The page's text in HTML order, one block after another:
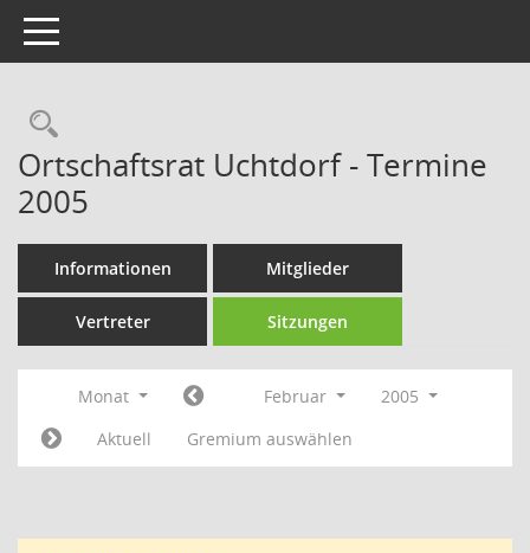
Toggle navigation
Rechercheauswahl
Ortschaftsrat Uchtdorf - Termine
2005
Informationen Mitglieder
Vertreter Sitzungen
Monat Februar
2005
Aktuell
Gremium auswählen